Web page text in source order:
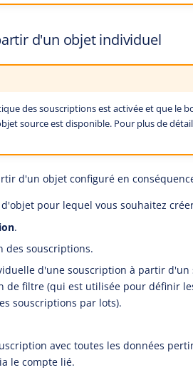
d'un objet individuel
des souscriptions est activée et que le
source est disponible. Pour plus de
d'un objet configuré en
pour lequel vous souhaitez
.
des souscriptions.
d'une souscription à partir
de filtre (qui est utilisée pour définir
souscriptions par lots).
avec toutes les données
le compte lié.